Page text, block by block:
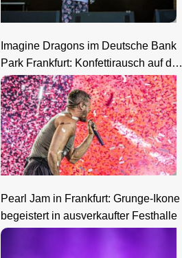
Imagine Dragons im Deutsche Bank
Park Frankfurt: Konfettirausch auf der
Loom Welttour
Pearl Jam in Frankfurt: Grunge-Ikone
begeistert in ausverkaufter Festhalle